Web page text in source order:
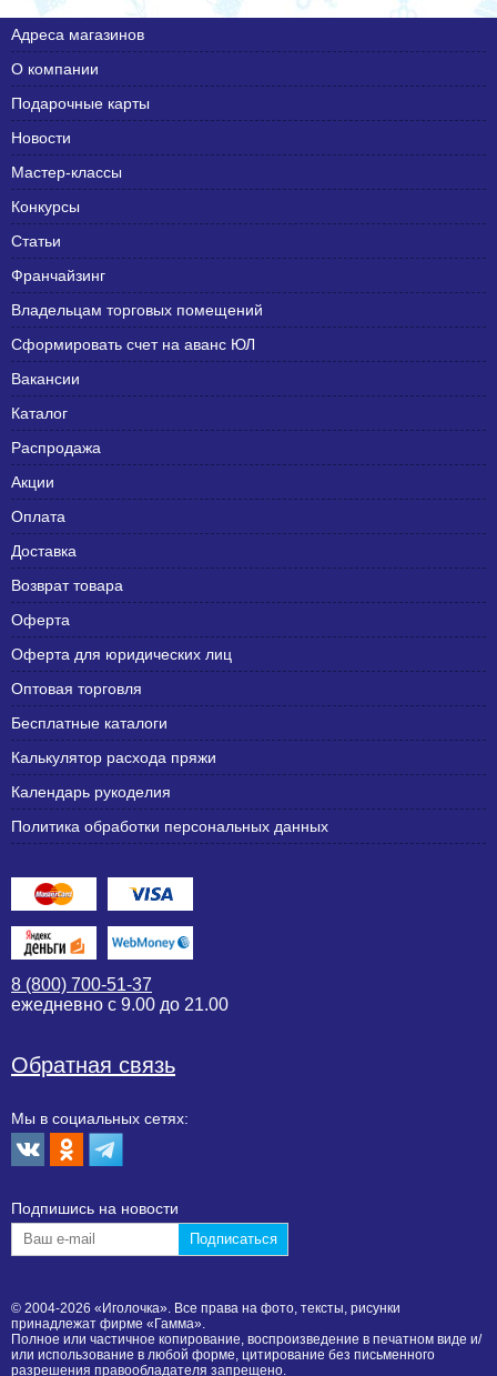
Адреса магазинов
О компании
Подарочные карты
Новости
Мастер-классы
Конкурсы
Статьи
Франчайзинг
Владельцам торговых помещений
Сформировать счет на аванс ЮЛ
Вакансии
Каталог
Распродажа
Акции
Оплата
Доставка
Возврат товара
Оферта
Оферта для юридических лиц
Оптовая торговля
Бесплатные каталоги
Калькулятор расхода пряжи
Календарь рукоделия
Политика обработки персональных данных
8 (800) 700-51-37
ежедневно с 9.00 до 21.00
Обратная связь
Мы в социальных сетях:
Подпишиcь на новости
© 2004-2026 «Иголочка». Все права на фото, тексты, рисунки
принадлежат фирме «Гамма».
Полное или частичное копирование, воспроизведение в печатном виде и/
или использование в любой форме, цитирование без письменного
разрешения правообладателя запрещено.